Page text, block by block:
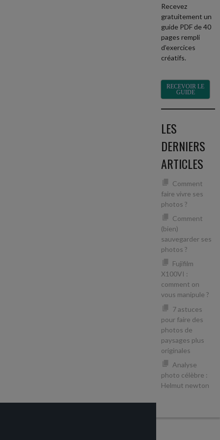
Recevez
gratuitement un
guide PDF de 40
pages rempli
d’exercices
créatifs.
RECEVOIR LE
GUIDE
LES
DERNIERS
ARTICLES
Comment
faire vivre ses
photos ?
Comment
(bien)
sauvegarder ses
photos ?
Fujifilm
X100VI :
comment on
vous manipule ?
7 astuces
pour faire des
photos de
paysages plus
originales
Analyse
photo célèbre :
Helmut newton